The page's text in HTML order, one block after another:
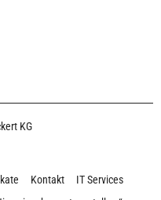
KG
Kontakt
IT Services